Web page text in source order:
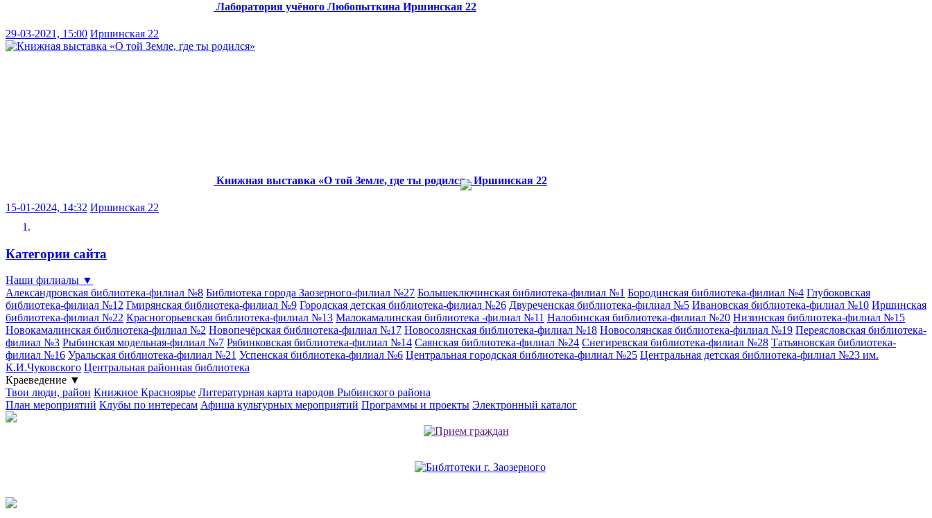
Лаборатория учёного Любопыткина Иршинская 22
29-03-2021, 15:00 Иршинская 22
Книжная выставка «О той Земле, где ты родился» Иршинская 22
15-01-2024, 14:32 Иршинская 22
Категории сайта
Наши филиалы ▼
Александровская библиотека-филиал №8 Библиотека города Заозерного-филиал №27 Большеключинская библиотека-филиал №1 Бородинская библиотека-филиал №4 Глубоковская
библиотека-филиал №12 Гмирянская библиотека-филиал №9 Городская детская библиотека-филиал №26 Двуреченская библиотека-филиал №5 Ивановская библиотека-филиал №10 Иршинская
библиотека-филиал №22 Красногорьевская библиотека-филиал №13 Малокамалинская библиотека -филиал №11 Налобинская библиотека-филиал №20 Низинская библиотека-филиал №15
Новокамалинская библиотека-филиал №2 Новопечёрская библиотека-филиал №17 Новосолянская библиотека-филиал №18 Новосолянская библиотека-филиал №19 Переясловская библиотека-
филиал №3 Рыбинская модельная-филиал №7 Рябинковская библиотека-филиал №14 Саянская библиотека-филиал №24 Снегиревская библиотека-филиал №28 Татьяновская библиотека-
филиал №16 Уральская библиотека-филиал №21 Успенская библиотека-филиал №6 Центральная городская библиотека-филиал №25 Центральная детская библиотека-филиал №23 им.
К.И.Чуковского Центральная районная библиотека
Краеведение ▼
Твои люди, район Книжное Красноярье Литературная карта народов Рыбинского района
План мероприятий Клубы по интересам Афиша культурных мероприятий Программы и проекты Электронный каталог